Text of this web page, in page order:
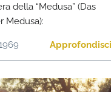
della “Medusa” (Das
Medusa):
Approfondisci